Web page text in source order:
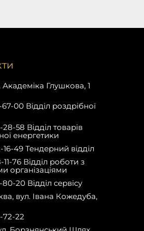
Академіка Глушкова, 1
00 Відділ роздрібної
58 Відділ товарів
енергетики
16-49 Тендерний відділ
76 Відділ роботи з
організаціями
20 Відділ сервісу
вул. Івана Кожедуба,
72-22